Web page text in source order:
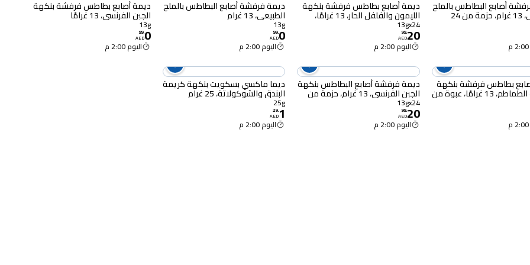
أصابع البطاطس بالملح
24
ديمة أصابع بطاطس فرفشة بنكهة
الليمون والفلفل الحار، 13 غرامًا،
عبوة من 24 قطعة
13gx24
20
.
99
AED
اليوم 2:00 م
ديمة فرفشة أصابع البطاطس بالملح
الطبيعي، 13 غرام
13g
0
.
99
AED
اليوم 2:00 م
ديمة أصابع بطاطس فرفشة بنكهة
الجبن الفرنسي، 13 غرامًا
13g
0
.
99
AED
اليوم 2:00 م
بطاطس فرفشة بنكهة
كاتشب الطماطم، 13 غرامًا، عبوة من
ديمة فرفشة أصابع البطاطس بنكهة
الجبن الفرنسي، 13 غرام، حزمة من
24
13gx24
20
.
99
AED
اليوم 2:00 م
ديما ماكسي بسكويت بنكهة كريمة
البندق والشوكولاتة، 25 غرام
25g
1
.
29
AED
اليوم 2:00 م